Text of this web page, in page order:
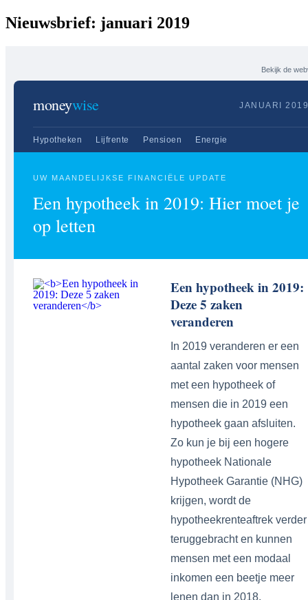
Nieuwsbrief: januari 2019
Bekijk de
moneywise JANUARI 2019
Hypotheken Lijfrente Pensioen Energie
UW MAANDELIJKSE FINANCIËLE UPDATE
Een hypotheek in 2019: Hier moet je
op letten
Een hypotheek in 2019:
Deze 5 zaken
veranderen
In 2019 veranderen er een
aantal zaken voor mensen
met een hypotheek of
mensen die in 2019 een
hypotheek gaan afsluiten.
Zo kun je bij een hogere
hypotheek Nationale
Hypotheek Garantie (NHG)
krijgen, wordt de
hypotheekrenteaftrek verder
teruggebracht en kunnen
mensen met een modaal
inkomen een beetje meer
lenen dan in 2018.